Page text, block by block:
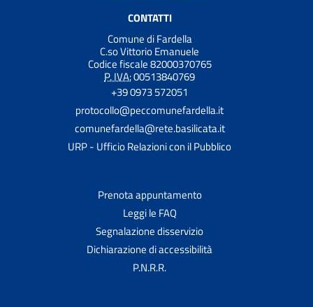
CONTATTI
Comune di Fardella
C.so Vittorio Emanuele
Codice fiscale 82000370765
P. IVA:00513840769
+39 0973 572051
protocollo@peccomunefardella.it
comunefardella@rete.basilicata.it
URP - Ufficio Relazioni con il Pubblico
Prenota appuntamento
Leggi le FAQ
Segnalazione disservizio
Dichiarazione di accessibilità
P.N.R.R.